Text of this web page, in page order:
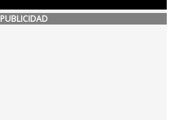
PUBLICIDAD